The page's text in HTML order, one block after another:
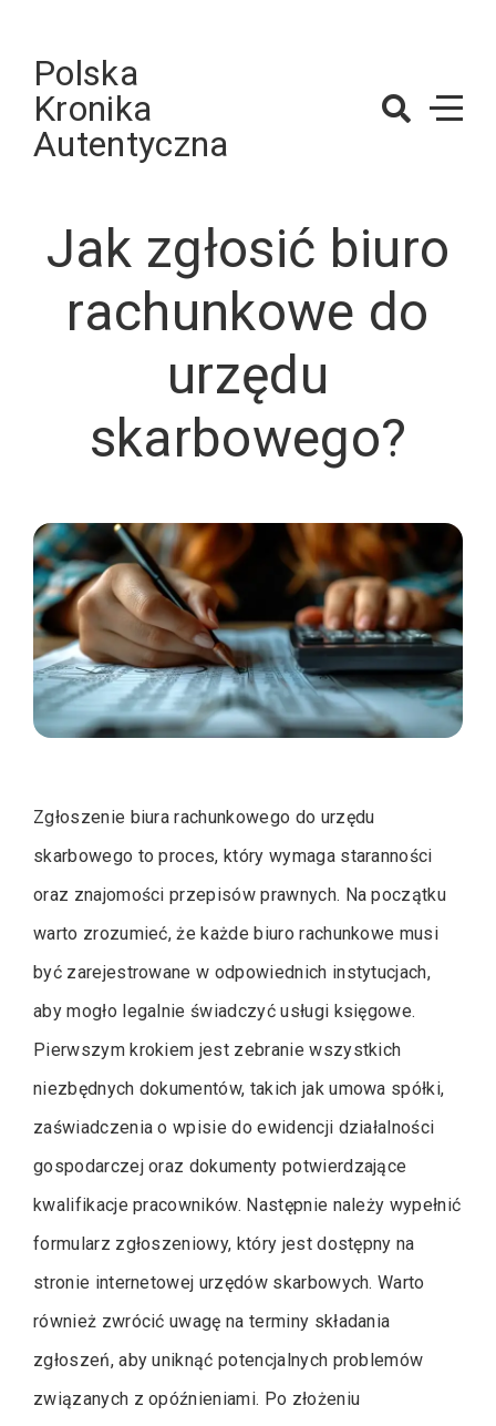
contentPolska
Kronika
Autentyczna
Jak zgłosić biuro
rachunkowe do
urzędu
skarbowego?
Zgłoszenie biura rachunkowego do urzędu
skarbowego to proces, który wymaga staranności
oraz znajomości przepisów prawnych. Na początku
warto zrozumieć, że każde biuro rachunkowe musi
być zarejestrowane w odpowiednich instytucjach,
aby mogło legalnie świadczyć usługi księgowe.
Pierwszym krokiem jest zebranie wszystkich
niezbędnych dokumentów, takich jak umowa spółki,
zaświadczenia o wpisie do ewidencji działalności
gospodarczej oraz dokumenty potwierdzające
kwalifikacje pracowników. Następnie należy wypełnić
formularz zgłoszeniowy, który jest dostępny na
stronie internetowej urzędów skarbowych. Warto
również zwrócić uwagę na terminy składania
zgłoszeń, aby uniknąć potencjalnych problemów
związanych z opóźnieniami. Po złożeniu